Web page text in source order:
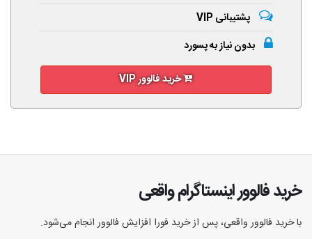
پشتیبانی VIP
بدون نیاز به پسورد
خرید فالوور VIP
خرید فالوور اینستاگرام واقعی
با خرید فالوور واقعی، پس از خرید فورا افزایش فالوور انجام‌ می‌شود.